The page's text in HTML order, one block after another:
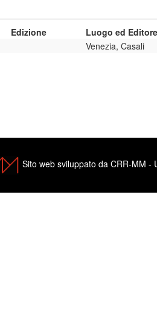
Edizione
Luogo ed Editore
Venezia, Casali
Sito web sviluppato da CRR-MM -